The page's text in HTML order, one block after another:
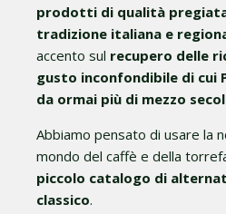
prodotti di qualità
tradizione italiana e
accento sul recupero delle
gusto inconfondibile di cui
da ormai più di mezzo
Abbiamo pensato di usare la
mondo del caffè e della
piccolo catalogo di
classico.